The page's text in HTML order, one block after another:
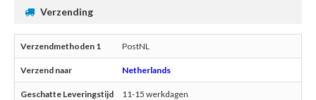
Verzending
PostNL
Netherlands
11-15 werkdagen